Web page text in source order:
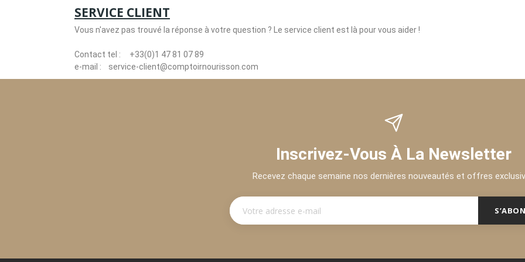
SERVICE CLIENT
Vous n'avez pas trouvé la réponse à votre question ? Le service client est là pour vous aider !
Contact tel : +33(0)1 47 81 07 89
e-mail : service-client@comptoirnourisson.com
Inscrivez-Vous À La Newsletter
Recevez chaque semaine nos dernières nouveautés et offres